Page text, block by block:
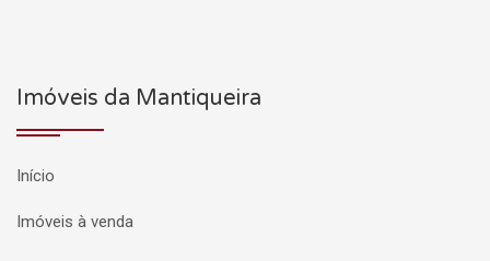
Imóveis da Mantiqueira
Início
Imóveis à venda